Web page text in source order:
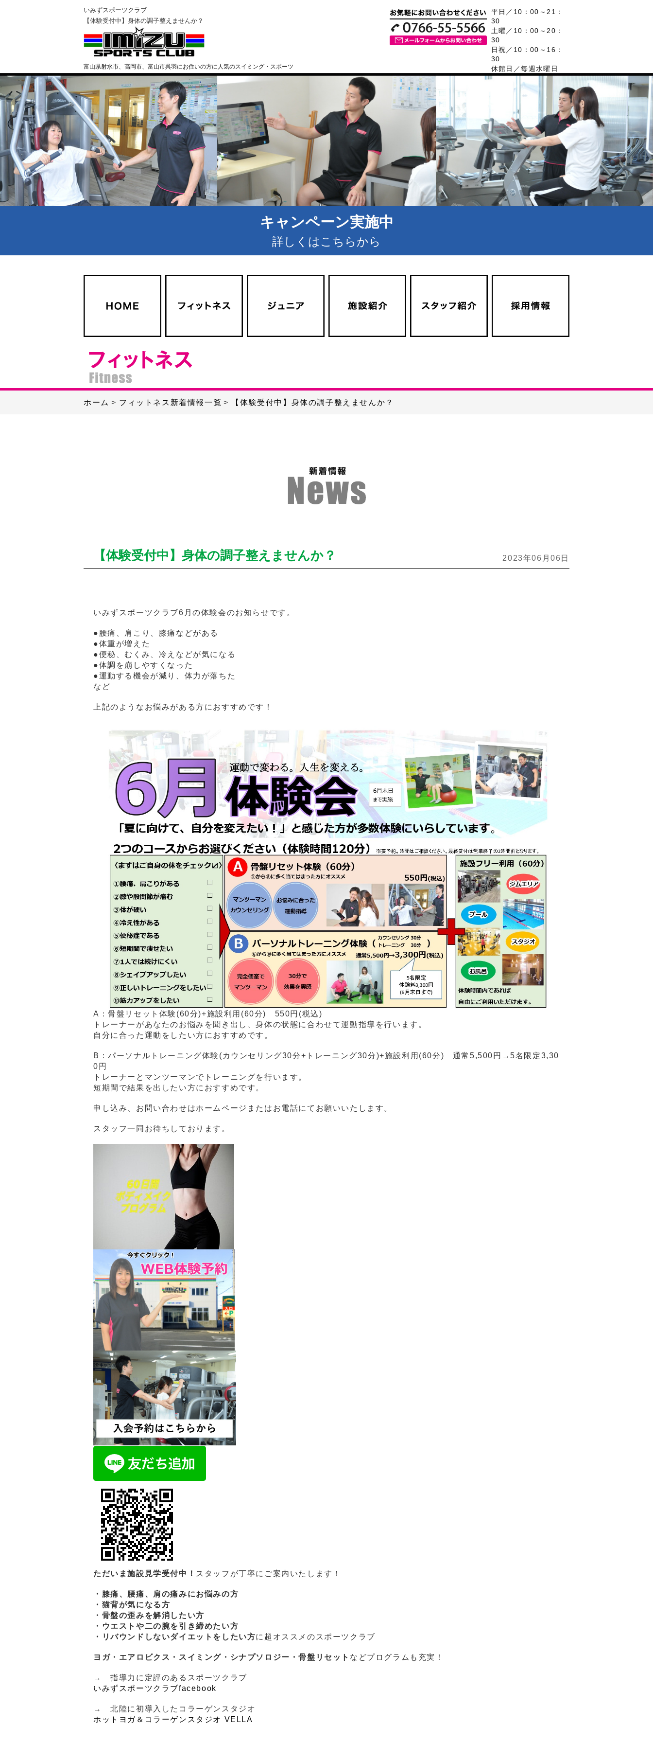
いみずスポーツクラブ
【体験受付中】身体の調子整えませんか？
富山県射水市、高岡市、富山市呉羽にお住いの方に人気のスイミング・スポーツ
平日／10：00～21：
30
土曜／10：00～20：
30
日祝／10：00～16：
30
休館日／毎週水曜日
キャンペーン実施中
詳しくはこちらから
ホーム フィットネス新着情報一覧 【体験受付中】身体の調子整えませんか？
【体験受付中】身体の調子整えませんか？ 2023年06月06日
いみずスポーツクラブ6月の体験会のお知らせです。
●腰痛、肩こり、膝痛などがある
●体重が増えた
●便秘、むくみ、冷えなどが気になる
●体調を崩しやすくなった
●運動する機会が減り、体力が落ちた
など
上記のようなお悩みがある方におすすめです！
A：骨盤リセット体験(60分)+施設利用(60分) 550円(税込)
トレーナーがあなたのお悩みを聞き出し、身体の状態に合わせて運動指導を行います。
自分に合った運動をしたい方におすすめです。
B：パーソナルトレーニング体験(カウンセリング30分+トレーニング30分)+施設利用(60分) 通常5,500円→5名限定3,30
0円
トレーナーとマンツーマンでトレーニングを行います。
短期間で結果を出したい方におすすめです。
申し込み、お問い合わせはホームページまたはお電話にてお願いいたします。
スタッフ一同お待ちしております。
ただいま施設見学受付中！ スタッフが丁寧にご案内いたします！
・膝痛、腰痛、肩の痛みにお悩みの方
・猫背が気になる方
・骨盤の歪みを解消したい方
・ウエストや二の腕を引き締めたい方
・リバウンドしないダイエットをしたい方に超オススメのスポーツクラブ
ヨガ・エアロビクス・スイミング・シナプソロジー・骨盤リセット などプログラムも充実！
→ 指導力に定評のあるスポーツクラブ
いみずスポーツクラブfacebook
→ 北陸に初導入したコラーゲンスタジオ
ホットヨガ＆コラーゲンスタジオ VELLA